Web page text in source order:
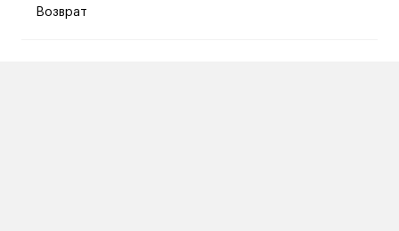
Возврат